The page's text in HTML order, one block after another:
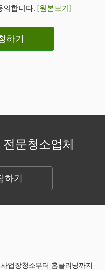
의합니다. [원본보기]
하기
문청소업체
하기
업장청소부터 홈클리닝까지